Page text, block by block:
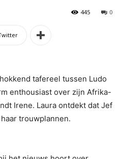
0
445
tafereel tussen Ludo
enthousiast over zijn Afrika-
Irene. Laura ontdekt dat Jef
trouwplannen.